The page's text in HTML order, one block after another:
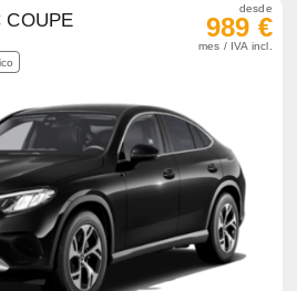
COUPE
desde
989 €
mes / IVA incl.